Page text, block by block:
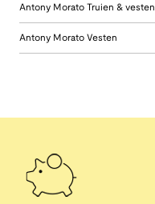
Antony Morato Truien & vesten
Antony Morato Vesten